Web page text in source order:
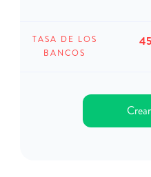
TASA DE LOS
BANCOS